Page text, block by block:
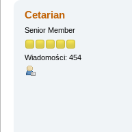
Cetarian
Senior Member
Wiadomości: 454